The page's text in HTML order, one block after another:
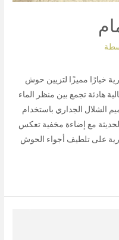
خيارًا مميزًا لتزيين حوش
هادئة تجمع بين منظر الماء
الشلال الجداري باستخدام
مع إضاءة مخفية تعكس
على تلطيف أجواء الحوش